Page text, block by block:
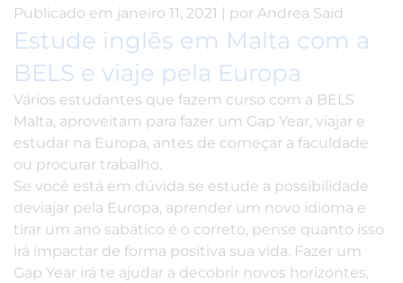
Publicado em janeiro 11, 2021 | por Andrea Said
Estude inglês em Malta com a
BELS e viaje pela Europa
Vários estudantes que fazem curso com a BELS
Malta, aproveitam para fazer um Gap Year, viajar e
estudar na Europa, antes de começar a faculdade
ou procurar trabalho.
Se você está em dúvida se estude a possibilidade
deviajar pela Europa, aprender um novo idioma e
tirar um ano sabático é o correto, pense quanto isso
irá impactar de forma positiva sua vida. Fazer um
Gap Year irá te ajudar a decobrir novos horizontes,